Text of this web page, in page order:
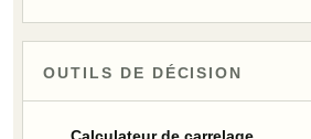
OUTILS DE DÉCISION